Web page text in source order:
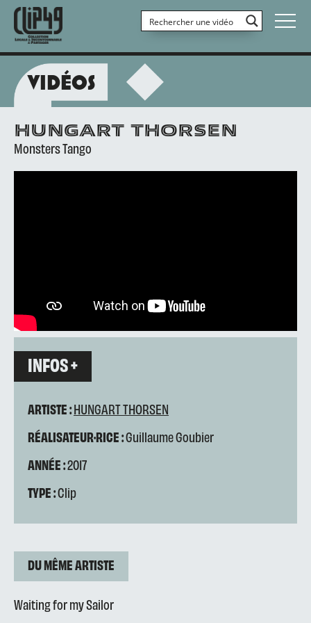
VIDÉOS
HUNGART THORSEN
Monsters Tango
INFOS +
ARTISTE :HUNGART THORSEN
RÉALISATEUR·RICE :Guillaume Goubier
ANNÉE :2017
TYPE :Clip
DU MÊME ARTISTE
Waiting for my Sailor